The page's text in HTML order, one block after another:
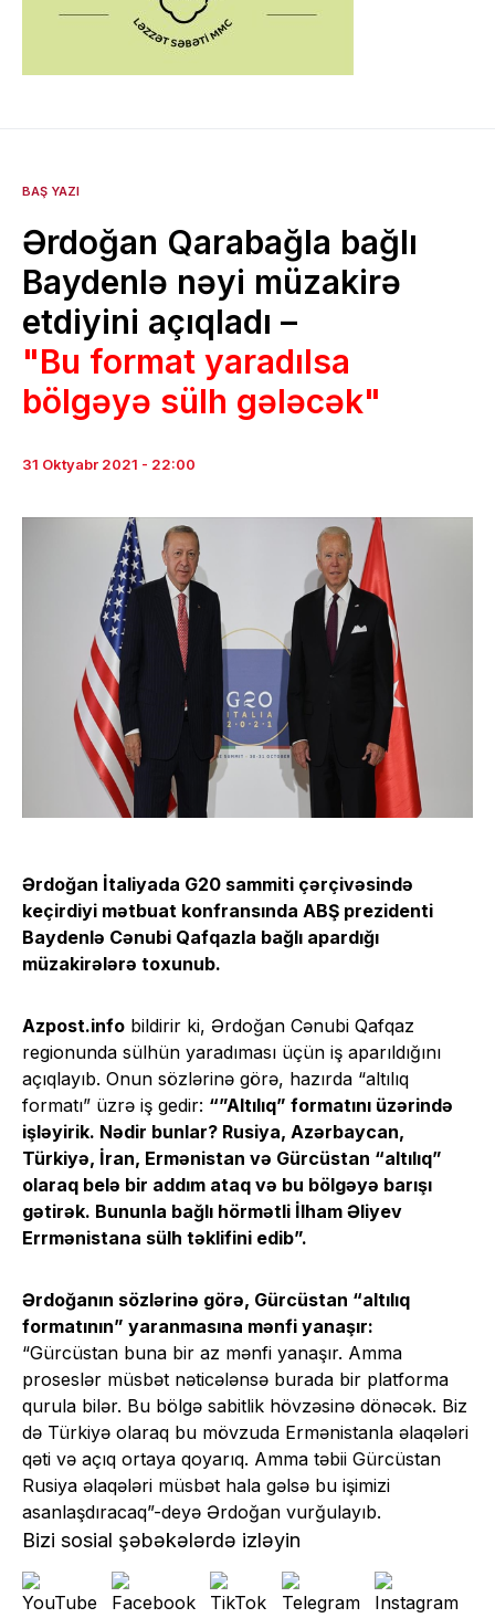
BAŞ YAZI
Ərdoğan Qarabağla bağlı
Baydenlə nəyi müzakirə
etdiyini açıqladı –
"Bu format yaradılsa
bölgəyə sülh gələcək"
31 Oktyabr 2021 - 22:00
Ərdoğan İtaliyada G20 sammiti çərçivəsində
keçirdiyi mətbuat konfransında ABŞ prezidenti
Baydenlə Cənubi Qafqazla bağlı apardığı
müzakirələrə toxunub.
Azpost.info bildirir ki, Ərdoğan Cənubi Qafqaz
regionunda sülhün yaradıması üçün iş aparıldığını
açıqlayıb. Onun sözlərinə görə, hazırda “altılıq
formatı” üzrə iş gedir: “”Altılıq” formatını üzərində
işləyirik. Nədir bunlar? Rusiya, Azərbaycan,
Türkiyə, İran, Ermənistan və Gürcüstan “altılıq”
olaraq belə bir addım ataq və bu bölgəyə barışı
gətirək. Bununla bağlı hörmətli İlham Əliyev
Errmənistana sülh təklifini edib”.
Ərdoğanın sözlərinə görə, Gürcüstan “altılıq
formatının” yaranmasına mənfi yanaşır:
“Gürcüstan buna bir az mənfi yanaşır. Amma
proseslər müsbət nəticələnsə burada bir platforma
qurula bilər. Bu bölgə sabitlik hövzəsinə dönəcək. Biz
də Türkiyə olaraq bu mövzuda Ermənistanla əlaqələri
qəti və açıq ortaya qoyarıq. Amma təbii Gürcüstan
Rusiya əlaqələri müsbət hala gəlsə bu işimizi
asanlaşdıracaq”-deyə Ərdoğan vurğulayıb.
Bizi sosial şəbəkələrdə izləyin